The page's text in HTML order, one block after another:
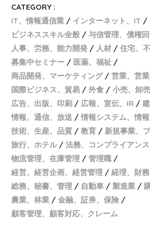
CATEGORY :
IT、情報通信業
インターネット、IT
ビジネススキル全般
与信管理、債権
人事、労務、能力開発
人材
住宅、
募集中セミナー
医薬、福祉
商品開発、マーケティング
営業、営
国際ビジネス、貿易
外食
小売、卸
広告、出版、印刷
広報、宣伝、IR
情報、通信、放送
情報システム、情
技術、生産、品質
教育
新規事業、
旅行、ホテル
法務、コンプライアンス
物流管理、在庫管理
管理職
経営、経営企画、経営管理
経理、財務
総務、秘書、管理
自動車 製造業
農業、林業
金融、証券、保険
顧客管理、顧客対応、クレーム